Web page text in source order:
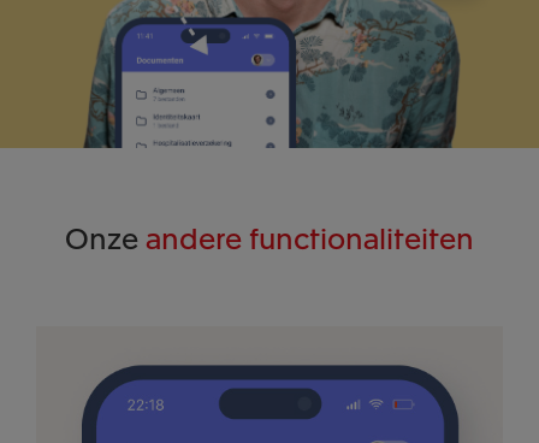
Onzeandere functionaliteiten